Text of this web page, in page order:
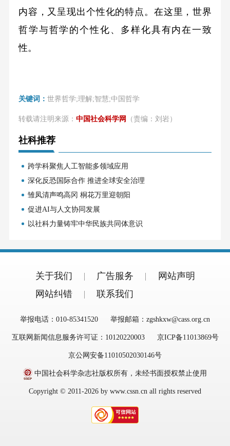
内容，又呈现出个性化的特点。在这里，世界
哲学与哲学的个性化、多样化具有内在一致
性。
关键词： 世界哲学;理解;智慧;中国哲学
转载请注明来源： 中国社会科学网 （责编：刘岩）
社科推荐
跨学科聚焦人工智能多领域应用
深化反恐国际合作 推进全球安全治理
雏凤清声鸣高冈 桐花万里迎朝阳
促进AI与人文协同发展
以社科力量铸牢中华民族共同体意识
关于我们 广告服务
网站声明
网站纠错
联系我们
举报电话：010-85341520 举报邮箱：zgshkxw@cass.org.cn
互联网新闻信息服务许可证：10120220003 京ICP备11013869号
京公网安备11010502030146号
中国社会科学杂志社版权所有，未经书面授权禁止使用
Copyright © 2011-2026 by www.cssn.cn all rights reserved